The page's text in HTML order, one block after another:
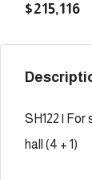
$215,116
SH122 | For
hall (4 + 1)